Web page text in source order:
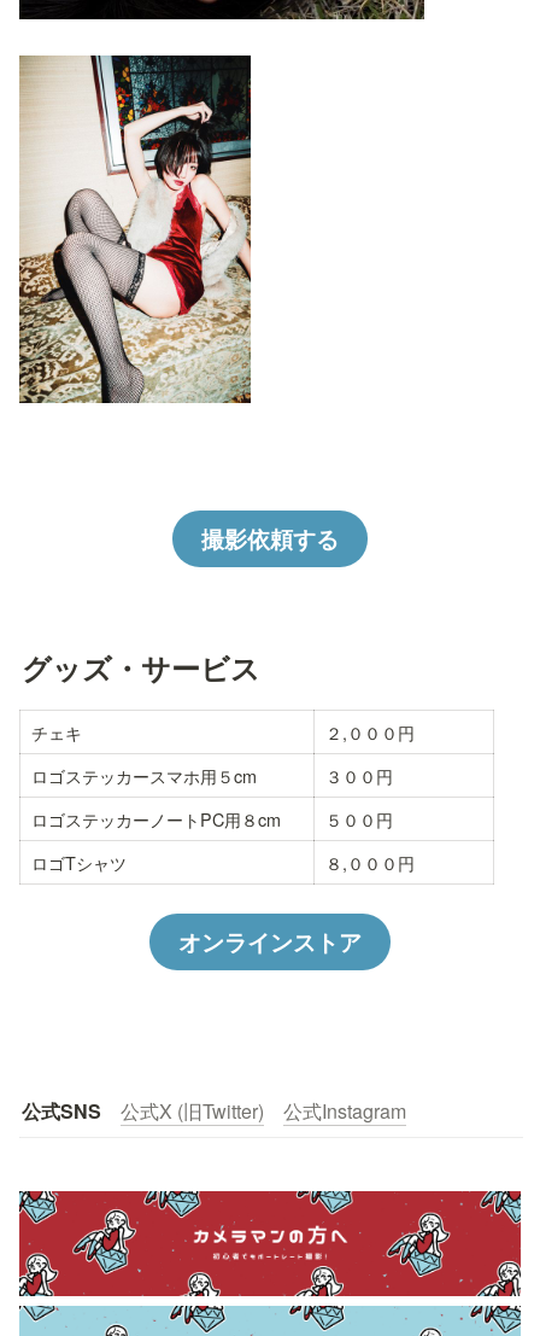
撮影依頼する
グッズ・サービス
チェキ
２,０００円
ロゴステッカースマホ用５cm
３００円
ロゴステッカーノートPC用８cm
５００円
ロゴTシャツ
８,０００円
オンラインストア
公式SNS 公式X (旧Twitter) 公式Instagram